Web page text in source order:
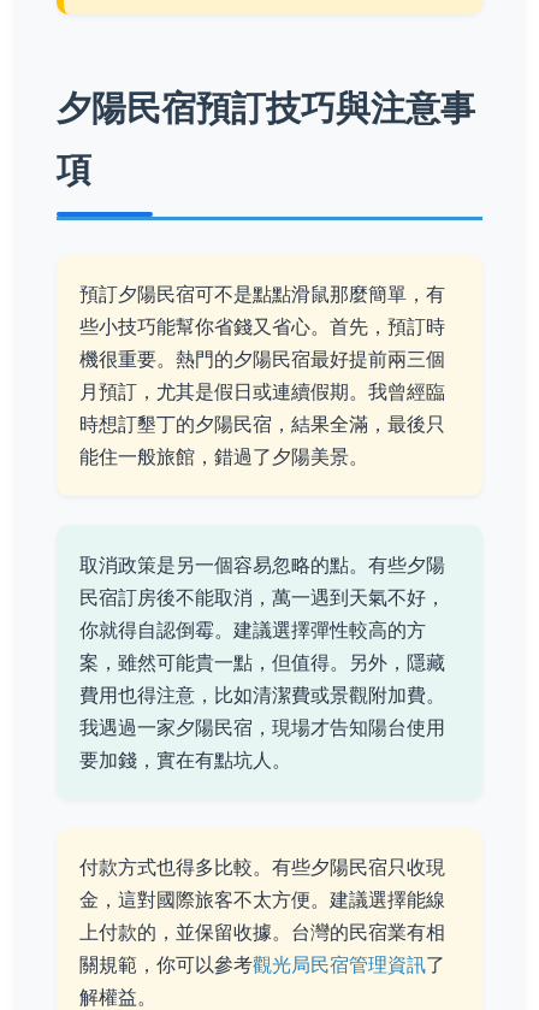
夕陽民宿預訂技巧與注意事
項
預訂夕陽民宿可不是點點滑鼠那麼簡單，有
些小技巧能幫你省錢又省心。首先，預訂時
機很重要。熱門的夕陽民宿最好提前兩三個
月預訂，尤其是假日或連續假期。我曾經臨
時想訂墾丁的夕陽民宿，結果全滿，最後只
能住一般旅館，錯過了夕陽美景。
取消政策是另一個容易忽略的點。有些夕陽
民宿訂房後不能取消，萬一遇到天氣不好，
你就得自認倒霉。建議選擇彈性較高的方
案，雖然可能貴一點，但值得。另外，隱藏
費用也得注意，比如清潔費或景觀附加費。
我遇過一家夕陽民宿，現場才告知陽台使用
要加錢，實在有點坑人。
付款方式也得多比較。有些夕陽民宿只收現
金，這對國際旅客不太方便。建議選擇能線
上付款的，並保留收據。台灣的民宿業有相
關規範，你可以參考觀光局民宿管理資訊了
解權益。